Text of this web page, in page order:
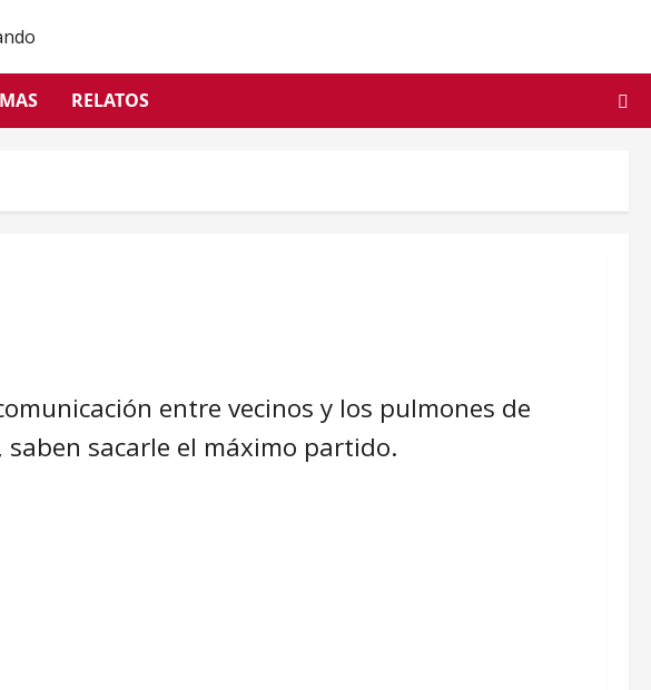
RELATOS
entre vecinos y los pulmones de
sacarle el máximo partido.